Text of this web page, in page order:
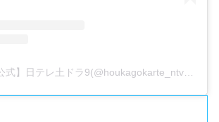
放課後カルテ【公式】日テレ土ドラ9(@houkagokarte_ntv)がシェアした投稿